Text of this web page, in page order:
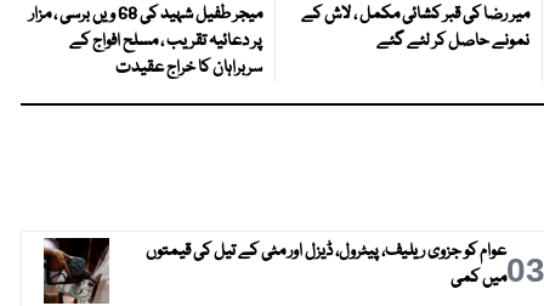
میر رضا کی قبر کشائی مکمل ، لاش کے
نمونے حاصل کر لئے گئے
میجر طفیل شہید کی 68 ویں برسی ، مزار
پر دعائیہ تقریب ، مسلح افواج کے
سربراہان کا خراج عقیدت
03عوام کو جزوی ریلیف، پیٹرول، ڈیزل اور مٹی کے تیل کی قیمتوں
میں کمی